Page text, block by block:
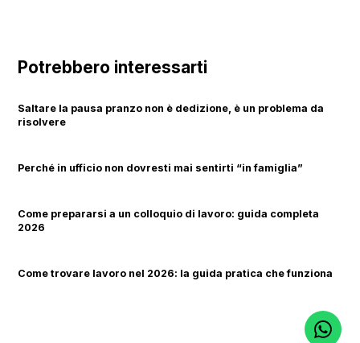
Potrebbero interessarti
Saltare la pausa pranzo non è dedizione, è un problema da
risolvere
Perché in ufficio non dovresti mai sentirti “in famiglia”
Come prepararsi a un colloquio di lavoro: guida completa
2026
Come trovare lavoro nel 2026: la guida pratica che funziona